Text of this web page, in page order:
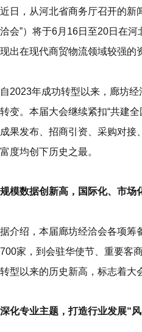
近日，从河北省商务厅召开的新
洽会”）将于6月16日至20日在
现出在现代商贸物流领域较强的
自2023年成功转型以来，廊坊
转变。本届大会继续紧扣“共建
成果发布、招商引资、采购对
富度均创下历史之最。
规模数据创新高，国际化、市场
据介绍，本届廊坊经洽会各项筹
700家，到会驻华使节、重要客
转型以来的历史新高 ，标志着
深化专业主题，打造行业发展“